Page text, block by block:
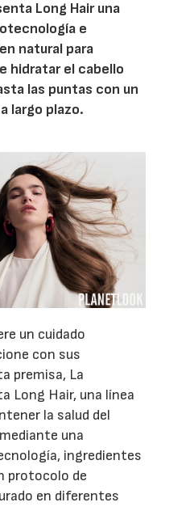
Long Hair una
e
natural para
hidratar el cabello
las puntas con un
largo plazo.
un cuidado
con sus
premisa, La
Long Hair, una línea
la salud del
una
ingredientes
protocolo de
en diferentes